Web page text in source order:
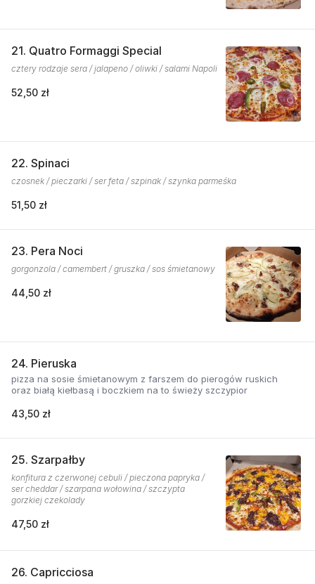
21. Quatro Formaggi Special
cztery rodzaje sera / jalapeno / oliwki / salami Napoli
52,50 zł
22. Spinaci
czosnek / pieczarki / ser feta / szpinak / szynka parmeśka
51,50 zł
23. Pera Noci
gorgonzola / camembert / gruszka / sos śmietanowy
44,50 zł
24. Pieruska
pizza na sosie śmietanowym z farszem do pierogów ruskich
oraz białą kiełbasą i boczkiem na to świeży szczypior
43,50 zł
25. Szarpałby
konfitura z czerwonej cebuli / pieczona papryka /
ser cheddar / szarpana wołowina / szczypta
gorzkiej czekolady
47,50 zł
26. Capricciosa